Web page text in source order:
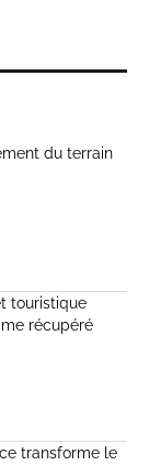
du terrain
touristique
récupéré
transforme le